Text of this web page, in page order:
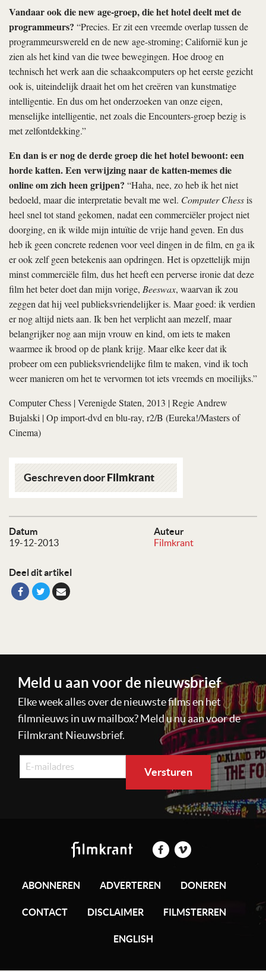
Datum
Computer Chess| Verenigde Staten, 2013 | RegieAndrew
Bujalski| Op import-dvd en blu-ray, r2/B (Eureka!/Masters of
Cinema)
Geschreven doorFilmkrant
Meld u aan voor de nieuwsbrief
Elke week alles over de nieuwste films en het
filmnieuws in uw mailbox? Meld u nu aan voor de
Filmkrant Nieuwsbrief.
ABONNEREN ADVERTEREN
CONTACT DISCLAIMER FILMSTERREN